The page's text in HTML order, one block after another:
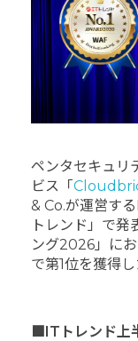
ペンタセキュリ
ビス「
& Co.が運営す
トレンド」で
ング2026」に
で第1位を獲得
■ITトレンド上